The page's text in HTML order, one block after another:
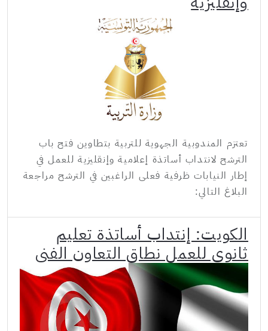
تعتزم المندوبية الجهوية للتربية بتطاوين فتح باب
الترشح لانتداب أساتذة إعلامية وإنقليزية للعمل في
إطار النيابات ظرفية فعلى الراغبين في الترشح مراجعة
البلاغ التالي:
الكويت: إنتداب أساتذة تعليم
ثانوي للعمل نطاق التعاون الفني